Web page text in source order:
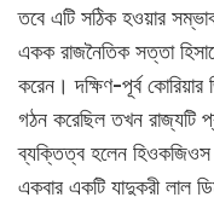
তবে এটি সঠিক হওয়ার
একক রাজনৈতিক সত্তা
করেন। দক্ষিণ-পূর্ব
গঠন করেছিল তখন রাজ্যটি
ব্যক্তিত্ব হলেন হিওকজিওস
একবার একটি যাদুকরী লাল